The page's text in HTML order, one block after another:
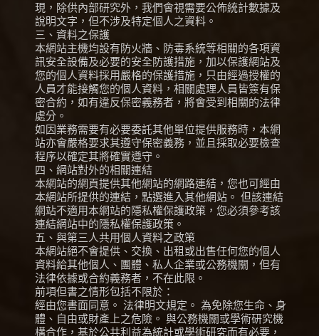
現，除供內部研究外，我們會視需要公佈統計數據及
說明文字，但不涉及特定個人之資料。
三、資料之保護
本網站主機均設有防火牆、防毒系統等相關的各項資
訊安全設備及必要的安全防護措施，加以保護網站及
您的個人資料採用嚴格的保護措施，只由經過授權的
人員才能接觸您的個人資料，相關處理人員皆簽有保
密合約，如有違反保密義務者，將會受到相關的法律
處分。
如因業務需要有必要委託其他單位提供服務時，本網
站亦會嚴格要求其遵守保密義務，並且採取必要檢查
程序以確定其將確實遵守。
四、網站對外的相關連結
本網站的網頁提供其他網站的網路連結，您也可經由
本網站所提供的連結，點選進入其他網站。 但該連結
網站不適用本網站的隱私權保護政策，您必須參考該
連結網站中的隱私權保護政策。
五、與第三人共用個人資料之政策
本網站絕不會提供、交換、出租或出售任何您的個人
資料給其他個人、團體、私人企業或公務機關，但有
法律依據或合約義務者，不在此限。
前項但書之情形包括不限於：
經由您書面同意。 法律明文規定。 為免除您生命、身
體、自由或財產上之危險。 與公務機關或學術研究機
構合作，基於公共利益為統計或學術研究而有必要，